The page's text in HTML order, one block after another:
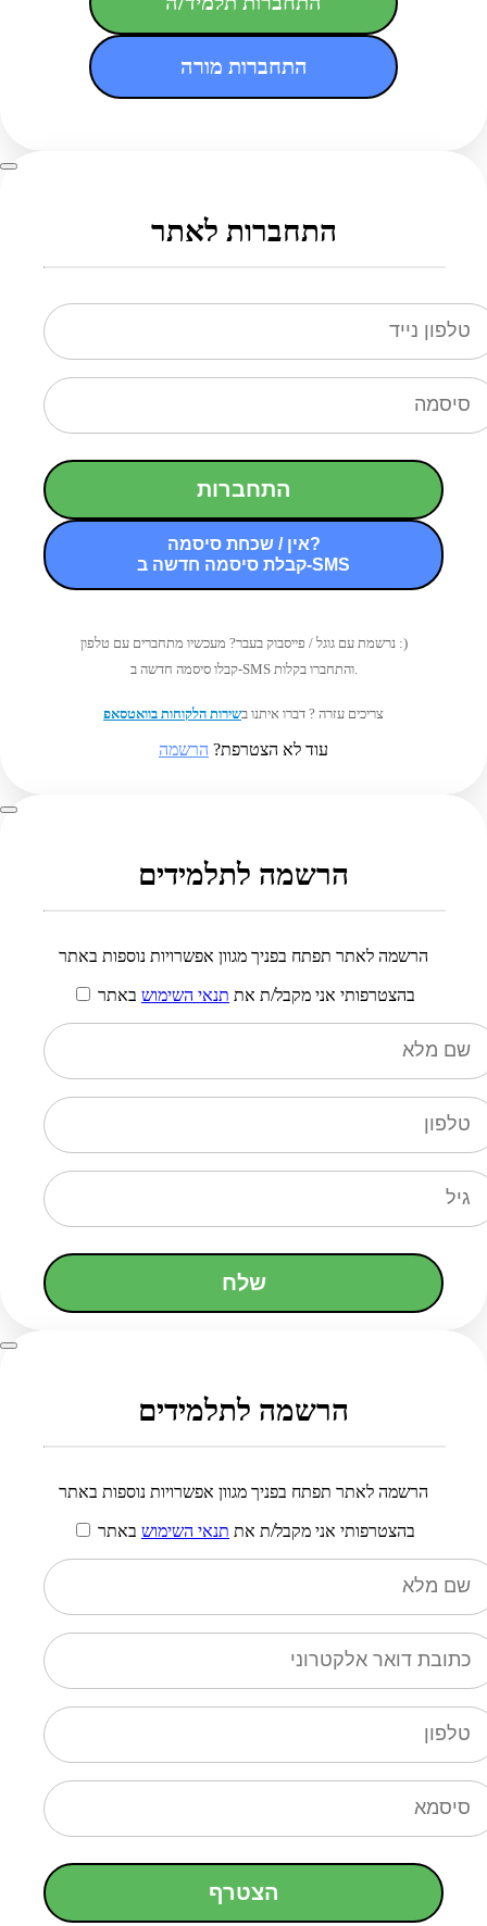
התחברות מורה
התחברות לאתר
התחברות
אין / שכחת סיסמה?
קבלת סיסמה חדשה ב-SMS
נרשמת עם גוגל / פייסבוק בעבר? מעכשיו מתחברים עם טלפון :)
קבלו סיסמה חדשה ב-SMS והתחברו בקלות.
צריכים עזרה ? דברו איתנו בשירות הלקוחות בוואטסאפ
עוד לא הצטרפת? הרשמה
הרשמה לתלמידים
הרשמה לאתר תפתח בפניך מגוון אפשרויות נוספות באתר
בהצטרפותי אני מקבל/ת את תנאי השימוש באתר
שלח
הרשמה לתלמידים
הרשמה לאתר תפתח בפניך מגוון אפשרויות נוספות באתר
בהצטרפותי אני מקבל/ת את תנאי השימוש באתר
הצטרף